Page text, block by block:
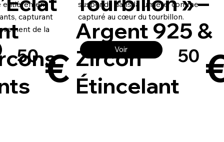
entièrement
capturant
de la
50 €
Argent 925 &
Zircon
Étincelant
suspendu dans la lumière, comme
capturé au cœur du tourbillon.
Voir 50